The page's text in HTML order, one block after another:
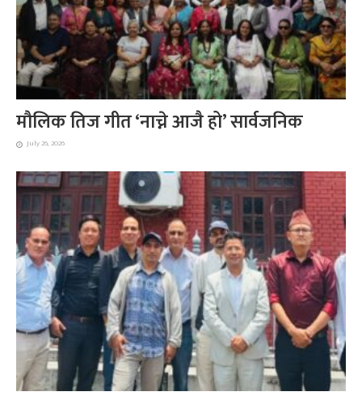
मौलिक तिज गीत ‘नाच्ने आजै हो’ सार्वजनिक
July 26, 2026